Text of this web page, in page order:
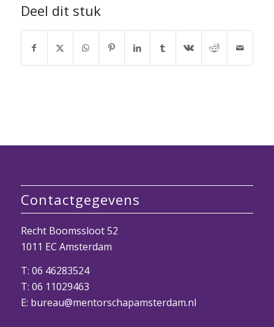
Deel dit stuk
Contactgegevens
Recht Boomssloot 52
1011 EC Amsterdam
T: 06 46283524
T: 06 11029463
E: bureau@mentorschapamsterdam.nl